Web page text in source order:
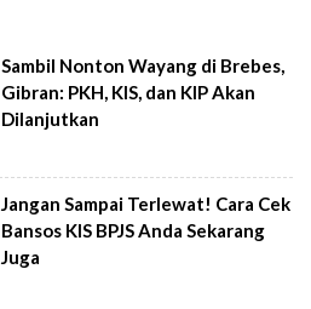
Sambil Nonton Wayang di Brebes,
Gibran: PKH, KIS, dan KIP Akan
Dilanjutkan
Jangan Sampai Terlewat! Cara Cek
Bansos KIS BPJS Anda Sekarang
Juga